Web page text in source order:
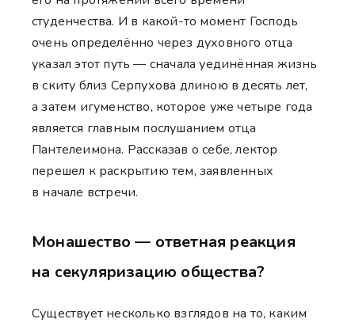
студенчества. И в какой-то момент Господь
очень определённо через духовного отца
указал этот путь — сначала уединённая жизнь
в скиту близ Серпухова длиною в десять лет,
а затем игуменство, которое уже четыре года
является главным послушанием отца
Пантелеимона. Рассказав о себе, лектор
перешел к раскрытию тем, заявленных
в начале встречи.
Монашество — ответная реакция
на секуляризацию общества?
Существует несколько взглядов на то, каким